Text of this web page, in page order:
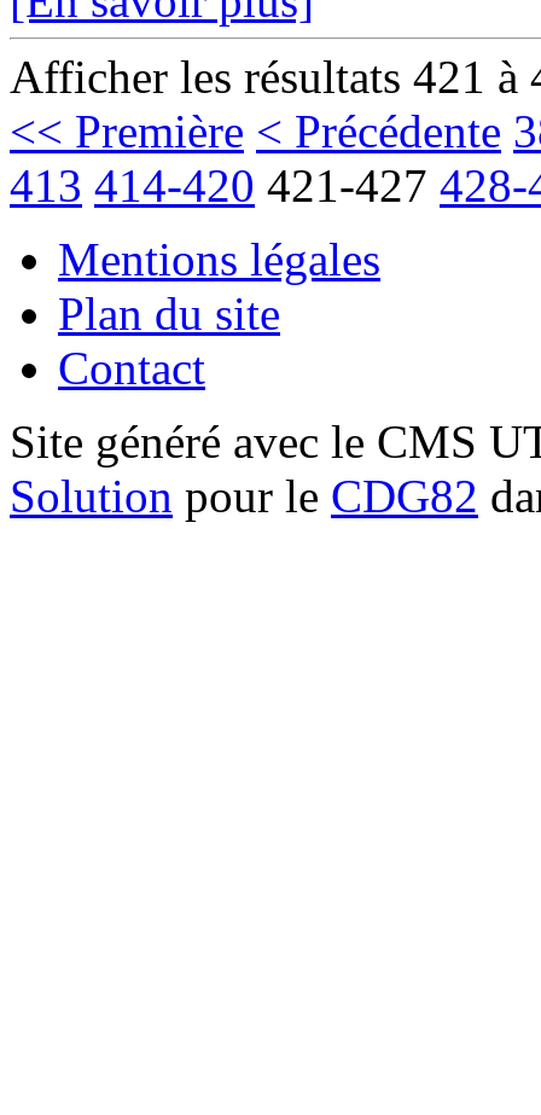
Afficher les résultats 421 à
<< Première < Précédente
413 414-420 421-427 428-
Mentions légales
Plan du site
Contact
Site généré avec le CMS
Solution pour le CDG82